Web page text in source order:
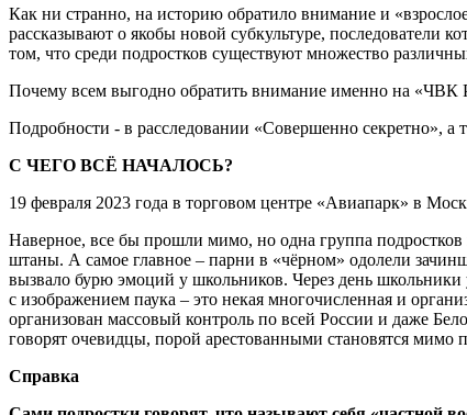
Как ни странно, на историю обратило внимание и
рассказывают о якобы новой субкультуре, последователи
том, что среди подростков существуют множество
Почему всем выгодно обратить внимание именно на «ЧВК
Подробности - в расследовании «Совершенно секретно», а
С ЧЕГО ВСЁ НАЧАЛОСЬ?
19 февраля 2023 года в торговом центре «Авиапарк» в
Наверное, все бы прошли мимо, но одна группа подростков
штаны. А самое главное – парни в «чёрном» одолели
вызвало бурю эмоций у школьников. Через день
с изображением паука – это некая многочисленная и
организован массовый контроль по всей России и даже
говорят очевидцы, порой арестованными становятся мимо
Справка